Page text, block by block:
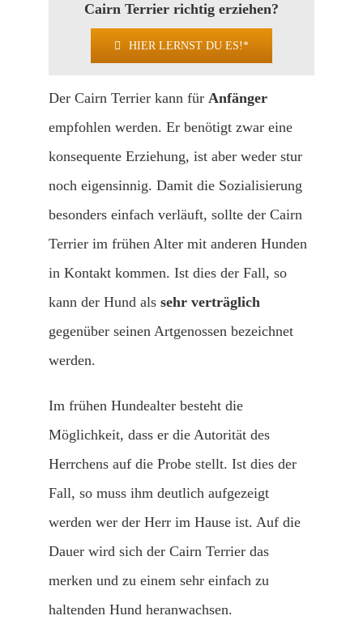
Cairn Terrier richtig erziehen?
HIER LERNST DU ES!*
Der Cairn Terrier kann für Anfänger
empfohlen werden. Er benötigt zwar eine
konsequente Erziehung, ist aber weder stur
noch eigensinnig. Damit die Sozialisierung
besonders einfach verläuft, sollte der Cairn
Terrier im frühen Alter mit anderen Hunden
in Kontakt kommen. Ist dies der Fall, so
kann der Hund als sehr verträglich
gegenüber seinen Artgenossen bezeichnet
werden.
Im frühen Hundealter besteht die
Möglichkeit, dass er die Autorität des
Herrchens auf die Probe stellt. Ist dies der
Fall, so muss ihm deutlich aufgezeigt
werden wer der Herr im Hause ist. Auf die
Dauer wird sich der Cairn Terrier das
merken und zu einem sehr einfach zu
haltenden Hund heranwachsen.